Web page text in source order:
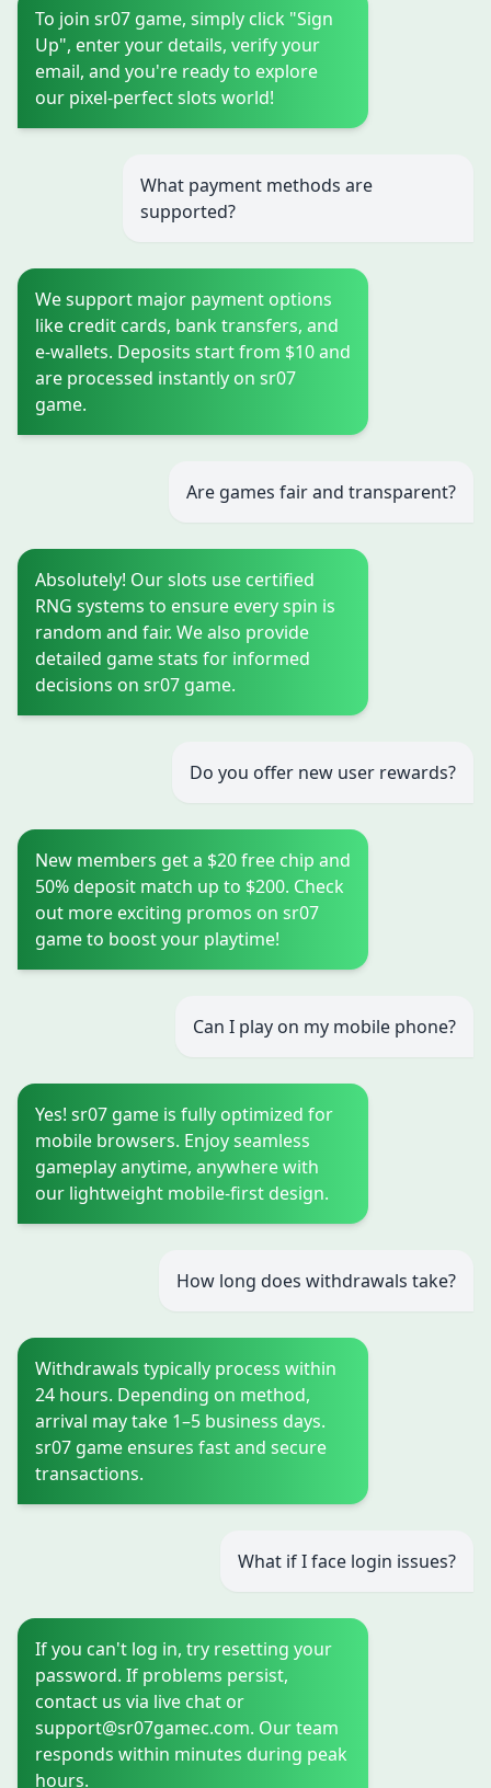
To join sr07 game, simply click "Sign
Up", enter your details, verify your
email, and you're ready to explore
our pixel-perfect slots world!
What payment methods are
supported?
We support major payment options
like credit cards, bank transfers, and
e-wallets. Deposits start from $10 and
are processed instantly on sr07
game.
Are games fair and transparent?
Absolutely! Our slots use certified
RNG systems to ensure every spin is
random and fair. We also provide
detailed game stats for informed
decisions on sr07 game.
Do you offer new user rewards?
New members get a $20 free chip and
50% deposit match up to $200. Check
out more exciting promos on sr07
game to boost your playtime!
Can I play on my mobile phone?
Yes! sr07 game is fully optimized for
mobile browsers. Enjoy seamless
gameplay anytime, anywhere with
our lightweight mobile-first design.
How long does withdrawals take?
Withdrawals typically process within
24 hours. Depending on method,
arrival may take 1–5 business days.
sr07 game ensures fast and secure
transactions.
What if I face login issues?
If you can't log in, try resetting your
password. If problems persist,
contact us via live chat or
support@sr07gamec.com. Our team
responds within minutes during peak
hours.